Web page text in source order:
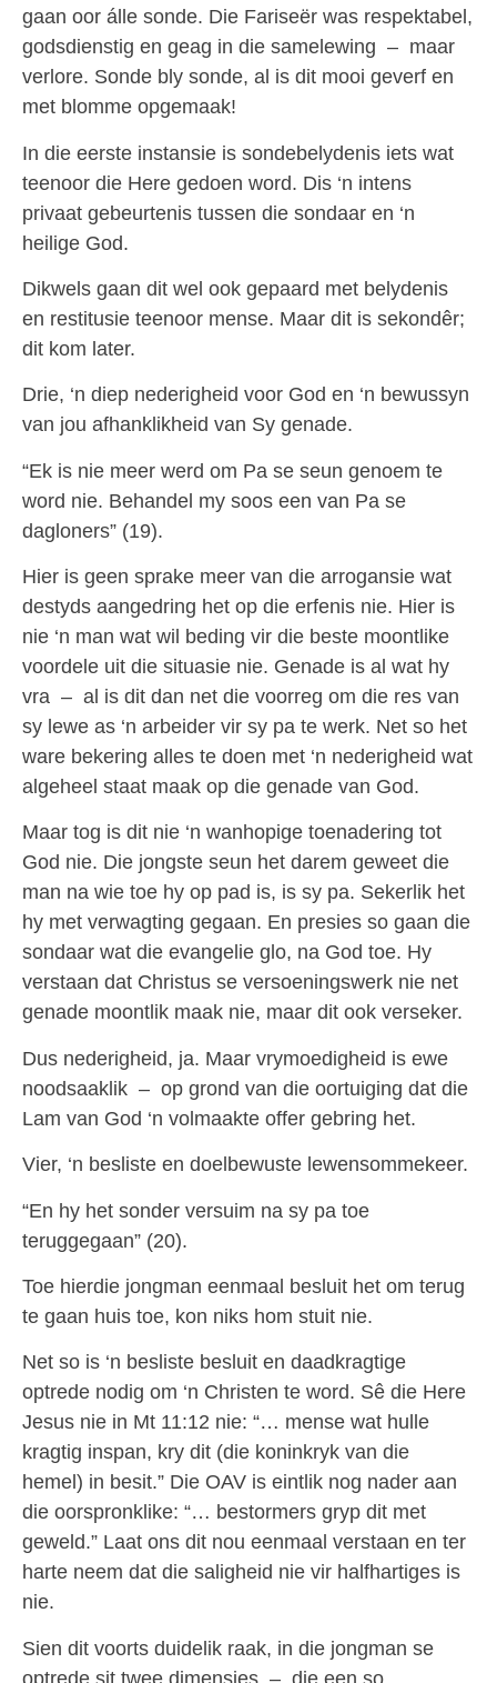
gaan oor álle sonde. Die Fariseër was respektabel,
godsdienstig en geag in die samelewing – maar
verlore. Sonde bly sonde, al is dit mooi geverf en
met blomme opgemaak!
In die eerste instansie is sondebelydenis iets wat
teenoor die Here gedoen word. Dis ‘n intens
privaat gebeurtenis tussen die sondaar en ‘n
heilige God.
Dikwels gaan dit wel ook gepaard met belydenis
en restitusie teenoor mense. Maar dit is sekondêr;
dit kom later.
Drie, ‘n diep nederigheid voor God en ‘n bewussyn
van jou afhanklikheid van Sy genade.
“Ek is nie meer werd om Pa se seun genoem te
word nie. Behandel my soos een van Pa se
dagloners” (19).
Hier is geen sprake meer van die arrogansie wat
destyds aangedring het op die erfenis nie. Hier is
nie ‘n man wat wil beding vir die beste moontlike
voordele uit die situasie nie. Genade is al wat hy
vra – al is dit dan net die voorreg om die res van
sy lewe as ‘n arbeider vir sy pa te werk. Net so het
ware bekering alles te doen met ‘n nederigheid wat
algeheel staat maak op die genade van God.
Maar tog is dit nie ‘n wanhopige toenadering tot
God nie. Die jongste seun het darem geweet die
man na wie toe hy op pad is, is sy pa. Sekerlik het
hy met verwagting gegaan. En presies so gaan die
sondaar wat die evangelie glo, na God toe. Hy
verstaan dat Christus se versoeningswerk nie net
genade moontlik maak nie, maar dit ook verseker.
Dus nederigheid, ja. Maar vrymoedigheid is ewe
noodsaaklik – op grond van die oortuiging dat die
Lam van God ‘n volmaakte offer gebring het.
Vier, ‘n besliste en doelbewuste lewensommekeer.
“En hy het sonder versuim na sy pa toe
teruggegaan” (20).
Toe hierdie jongman eenmaal besluit het om terug
te gaan huis toe, kon niks hom stuit nie.
Net so is ‘n besliste besluit en daadkragtige
optrede nodig om ‘n Christen te word. Sê die Here
Jesus nie in Mt 11:12 nie: “… mense wat hulle
kragtig inspan, kry dit (die koninkryk van die
hemel) in besit.” Die OAV is eintlik nog nader aan
die oorspronklike: “… bestormers gryp dit met
geweld.” Laat ons dit nou eenmaal verstaan en ter
harte neem dat die saligheid nie vir halfhartiges is
nie.
Sien dit voorts duidelik raak, in die jongman se
optrede sit twee dimensies – die een so